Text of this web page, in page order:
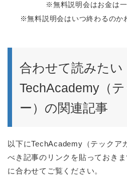
※無料説明会はお金は
※無料説明会はいつ終わるのか
合わせて読みたい
TechAcademy（
ー）の関連記事
以下にTechAcademy（テックア
べき記事のリンクを貼っておき
に合わせてご覧ください。